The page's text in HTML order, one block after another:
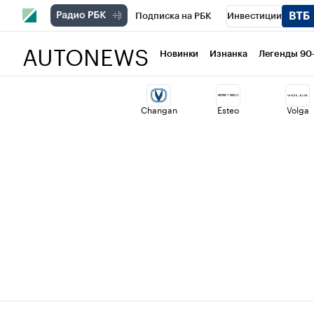
Подписка на РБК Инвестиции
Национальные проекты Город
Кредитные рейтинги Франшизы
AUTONEWS Новинки Изнанка Легенды
Changan Esteo Volga